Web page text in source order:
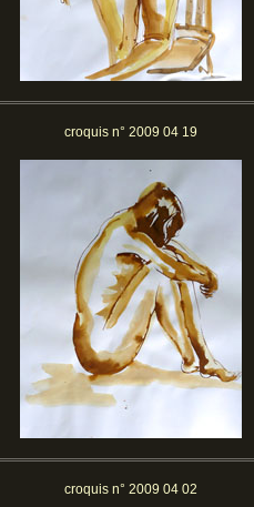
croquis n° 2009 04 19
croquis n° 2009 04 02